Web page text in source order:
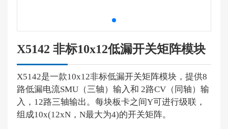
X5142 非标10x12低漏开关矩阵模块
X5142是一款10x12非标低漏开关矩阵模块，提供8
路低漏电流SMU（三轴）输入和 2路CV（同轴）输
入，12路三轴输出。每块板卡之间Y可进行级联，
组成10x(12xN，N最大为4)的开关矩阵。